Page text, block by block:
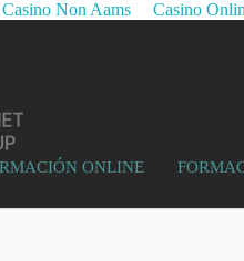
Casino Non Aams Casino
ONLINE